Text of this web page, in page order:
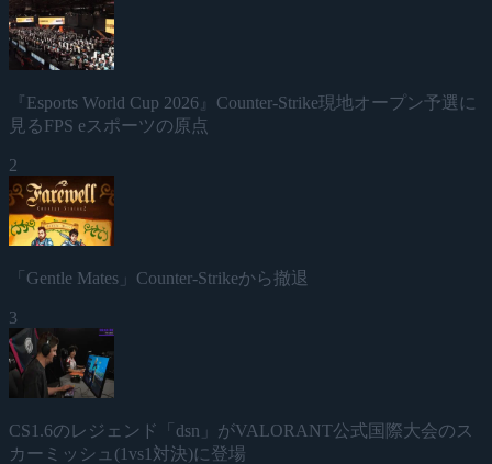
『Esports World Cup 2026』Counter-Strike現地オープン予選に
見るFPS eスポーツの原点
2
「Gentle Mates」Counter-Strikeから撤退
3
CS1.6のレジェンド「dsn」がVALORANT公式国際大会のス
カーミッシュ(1vs1対決)に登場